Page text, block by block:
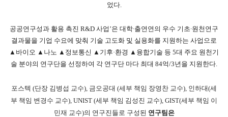
었다.
공공연구성과 활용 촉진 R&D 사업’은 대학∙출연연의 우수 기초∙원천연구
결과물을 기업 수요에 맞춰 기술 고도화 및 실용화를 지원하는 사업으로
▲바이오 ▲나노 ▲정보통신 ▲기후·환경 ▲융합기술 등 5대 주요 원천기
술 분야의 연구단을 선정하여 각 연구단 마다 최대 84억/3년을 지원한다.
포스텍 (단장 김병섭 교수), 금오공대 (세부 책임 장영찬 교수), 인하대(세
부 책임 변경수 교수), UNIST (세부 책임 김성진 교수), GIST(세부 책임 이
민재 교수)의 연구진들로 구성된 연구팀은